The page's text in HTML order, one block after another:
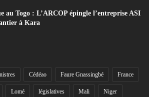
au Togo : L’ARCOP épingle l’entreprise ASI
à Kara
Cédéao Faure Gnassingbé France
Lomé législatives Mali Niger